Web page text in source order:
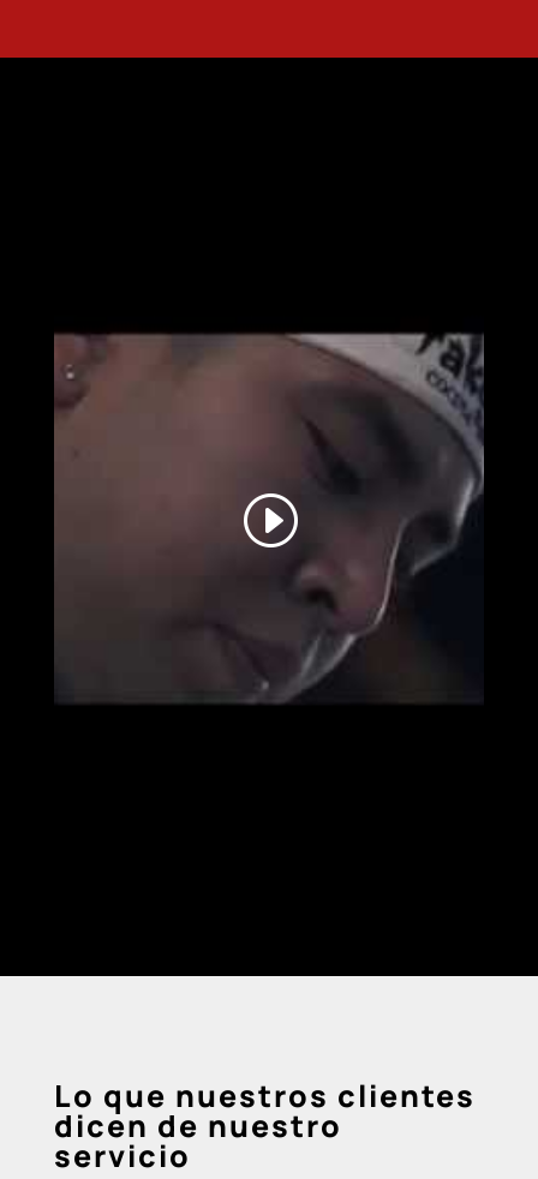
Lo que nuestros clientes
dicen de nuestro
servicio